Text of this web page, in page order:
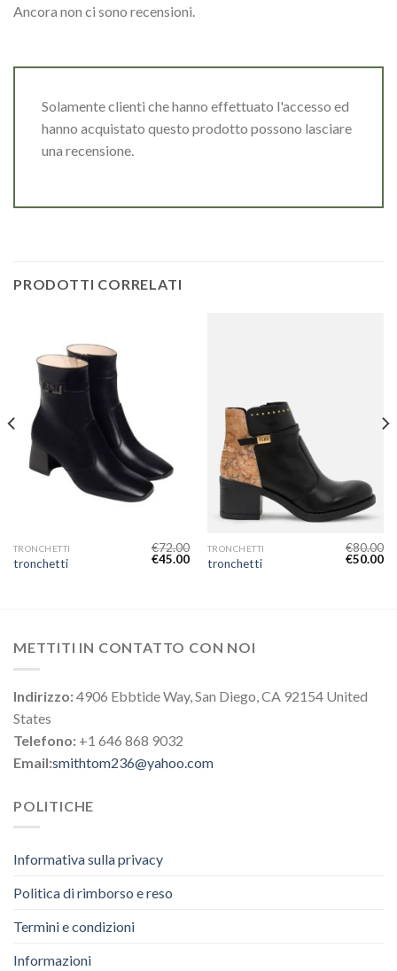
Ancora non ci sono recensioni.
Solamente clienti che hanno effettuato l'accesso ed
hanno acquistato questo prodotto possono lasciare
una recensione.
PRODOTTI CORRELATI
TRONCHETTI
tronchetti
€72.00
€45.00
TRONCHETTI
tronchetti
€80.00
€50.00
METTITI IN CONTATTO CON NOI
Indirizzo:4906 Ebbtide Way, San Diego, CA 92154 United
States
Telefono: +1 646 868 9032
Email:smithtom236@yahoo.com
POLITICHE
Informativa sulla privacy
Politica di rimborso e reso
Termini e condizioni
Informazioni